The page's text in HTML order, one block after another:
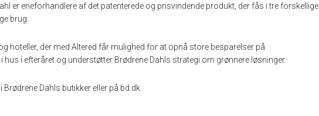
er eneforhandlere af det patenterede og prisvindende produkt, der fås i tre forskellige
brug.
hoteller, der med Altered får mulighed for at opnå store besparelser på
hus i efteråret og understøtter Brødrene Dahls strategi om grønnere løsninger.
Dahls butikker eller på bd.dk.